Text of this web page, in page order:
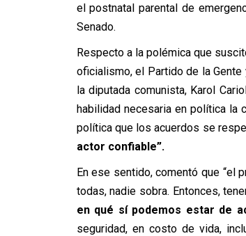
el postnatal parental de
Senado.
Respecto a la polémica que
oficialismo, el Partido de la
la diputada comunista, Karol
habilidad necesaria en política la
política que los acuerdos se
actor confiable”.
En ese sentido, comentó que “el
todas, nadie sobra. Entonces,
en qué sí podemos estar de
seguridad, en costo de vida,